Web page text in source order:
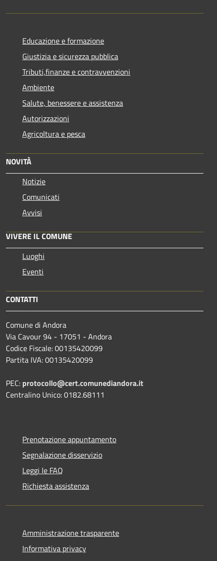
Educazione e formazione
Giustizia e sicurezza pubblica
Tributi,finanze e contravvenzioni
Ambiente
Salute, benessere e assistenza
Autorizzazioni
Agricoltura e pesca
NOVITÀ
Notizie
Comunicati
Avvisi
VIVERE IL COMUNE
Luoghi
Eventi
CONTATTI
Comune di Andora
Via Cavour 94 - 17051 - Andora
Codice Fiscale: 00135420099
Partita IVA: 00135420099
PEC: protocollo@cert.comunediandora.it
Centralino Unico: 0182.68111
Prenotazione appuntamento
Segnalazione disservizio
Leggi le FAQ
Richiesta assistenza
Amministrazione trasparente
Informativa privacy